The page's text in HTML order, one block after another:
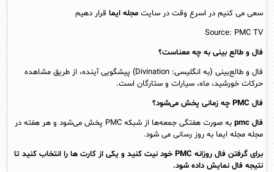
سعی می کنیم در اسرع وقت در سایت مجله ایماقرار دهیم
Source: PMC TV
فال و طالع بینی به چه معناست؟
فال و طالع‌بینی (به انگلیسی: Divination) پیشگویی آینده، از طریق مشاهده
حرکات خورشید، ماه، سیارات و ستارگان است.
فال PMC چه زمانی پخش می‌شود؟
فال pmc
به صورت هفتگی جمعه‌ها از شبکه PMC پخش می‌شود و هر هفته در
مجله مجله ایما به روز رسانی می شود.
برای گرفتن فال روزانه PMC خود نیت کنید و یکی از کارت ها را انتخاب کنید تا
نتیجه فال نمایش داده شود.